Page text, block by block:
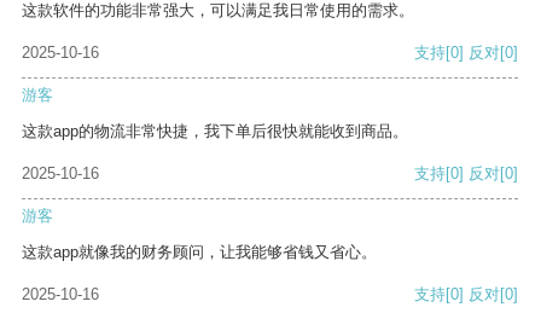
这款软件的功能非常强大，可以满足我日常使用的需求。
2025-10-16 支持[0] 反对[0]
游客
这款app的物流非常快捷，我下单后很快就能收到商品。
2025-10-16 支持[0] 反对[0]
游客
这款app就像我的财务顾问，让我能够省钱又省心。
2025-10-16 支持[0] 反对[0]